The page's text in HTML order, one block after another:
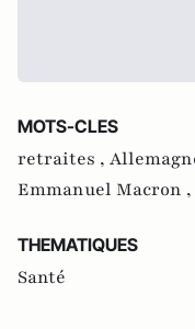
MOTS-CLES
retraites ,
Emmanuel Macron ,
THEMATIQUES
Santé